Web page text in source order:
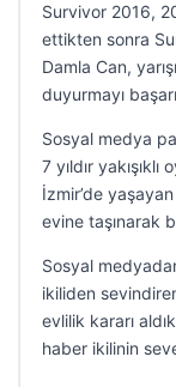
Survivor 2016,
ettikten sonra
Damla Can,
duyurmayı
Sosyal medya
7 yıldır
İzmir’de
evine taşınarak
Sosyal
ikiliden
evlilik kararı
haber ikilinin